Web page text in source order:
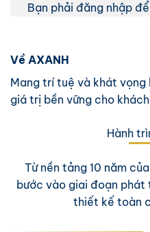
Bạn phải đăng nhập
Về AXANH
Mang trí tuệ và khát
giá trị bền vững cho
Hành
Từ nền tảng 10 năm của
bước vào giai đoạn
thiết kế toàn